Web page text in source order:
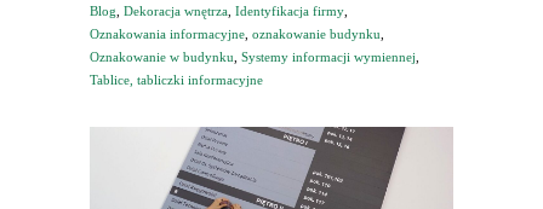
Blog Dekoracja wnętrza Identyfikacja firmy
Oznakowania informacyjne oznakowanie budynku
Oznakowanie w budynku Systemy informacji wymiennej
Tablice, tabliczki informacyjne